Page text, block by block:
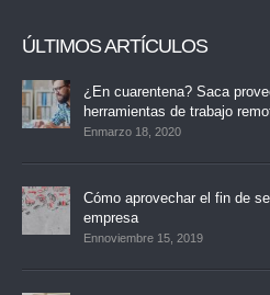
ÚLTIMOS ARTÍCULOS
¿En cuarentena? Saca
herramientas de trabajo
Enmarzo 18, 2020
Cómo aprovechar el fin de
empresa
Ennoviembre 15, 2019